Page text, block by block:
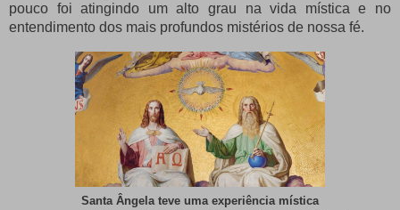
pouco foi atingindo um alto grau na vida mística e no
entendimento dos mais profundos mistérios de nossa fé.
Santa Ângela teve uma experiência mística